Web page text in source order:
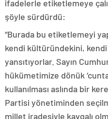
ifadelerle etiketlemeye
şöyle sürdürdü:
“Burada bu etiketlemeyi
kendi kültüründekini,
yansıtıyorlar. Sayın
hükümetimize dönük
kullanılması aslında bir
Partisi yönetiminden
millet iradesiyle kavgalı